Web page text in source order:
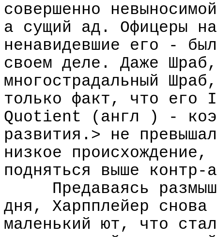
совершенно
а сущий ад. Офицеры
ненавидевшие его -
своем деле. Даже
многострадальный
только факт, что
Quotient (англ ) -
развития.> не
низкое
подняться выше контр-
Предаваясь
дня, Харпплейер снова
маленький ют, что